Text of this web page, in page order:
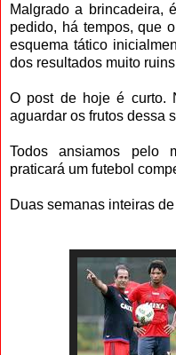
Malgrado a brincadeira,
pedido, há tempos, que
esquema tático
dos resultados muito
O post de hoje é curto.
aguardar os frutos dessa
Todos ansiamos pelo
praticará um futebol
Duas semanas inteiras